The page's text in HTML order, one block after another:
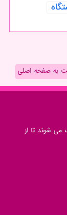
به صفحه اصلی
می شوند تا از